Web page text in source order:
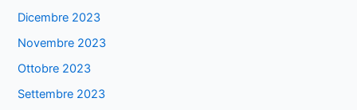
Dicembre 2023
Novembre 2023
Ottobre 2023
Settembre 2023